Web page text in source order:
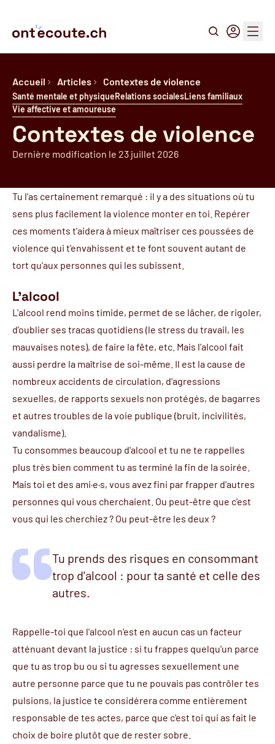
Recherche
Connexion
Menu
Accueil Articles Contextes de violence
Santé mentale et physiqueRelations socialesLiens familiaux
Vie affective et amoureuse
Contextes de violence
Dernière modification le 23 juillet 2026
Tu l'as certainement remarqué : il y a des situations où tu
sens plus facilement la violence monter en toi. Repérer
ces moments t'aidera à mieux maîtriser ces poussées de
violence qui t'envahissent et te font souvent autant de
tort qu'aux personnes qui les subissent.
L'alcool
L'alcool rend moins timide, permet de se lâcher, de rigoler,
d'oublier ses tracas quotidiens (le stress du travail, les
mauvaises notes), de faire la fête, etc. Mais l'alcool fait
aussi perdre la maîtrise de soi-même. Il est la cause de
nombreux accidents de circulation, d'agressions
sexuelles, de rapports sexuels non protégés, de bagarres
et autres troubles de la voie publique (bruit, incivilités,
vandalisme).
Tu consommes beaucoup d'alcool et tu ne te rappelles
plus très bien comment tu as terminé la fin de la soirée.
Mais toi et des ami·e·s, vous avez fini par frapper d'autres
personnes qui vous cherchaient. Ou peut-être que c'est
vous qui les cherchiez ? Ou peut-être les deux ?
Tu prends des risques en consommant
trop d'alcool : pour ta santé et celle des
autres.
Rappelle-toi que l'alcool n'est en aucun cas un facteur
atténuant devant la justice : si tu frappes quelqu'un parce
que tu as trop bu ou si tu agresses sexuellement une
autre personne parce que tu ne pouvais pas contrôler tes
pulsions, la justice te considérera comme entièrement
responsable de tes actes, parce que c'est toi qui as fait le
choix de boire plutôt que de rester sobre.